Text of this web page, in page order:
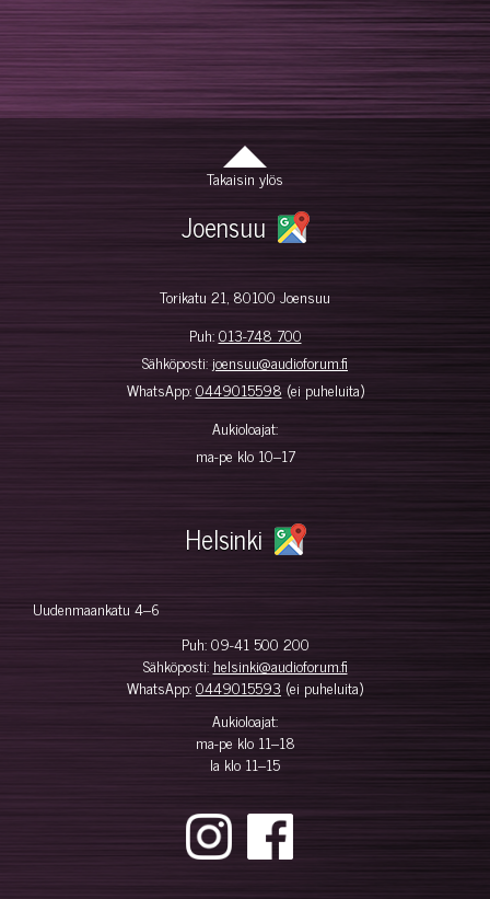
Takaisin ylös
Joensuu
Torikatu 21, 80100 Joensuu
Puh:013-748 700
Sähköposti: joensuu@audioforum.fi
WhatsApp:0449015598 (ei puheluita)
Aukioloajat:
ma-pe klo 10–17
Helsinki
Uudenmaankatu 4–6
Puh:09-41 500 200
Sähköposti: helsinki@audioforum.fi
WhatsApp:0449015593 (ei puheluita)
Aukioloajat:
ma-pe klo 11–18
la klo 11–15